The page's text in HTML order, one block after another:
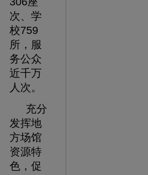
次、学
校759
所，服
务公众
近千万
人次。
充分
发挥地
方场馆
资源特
色，促